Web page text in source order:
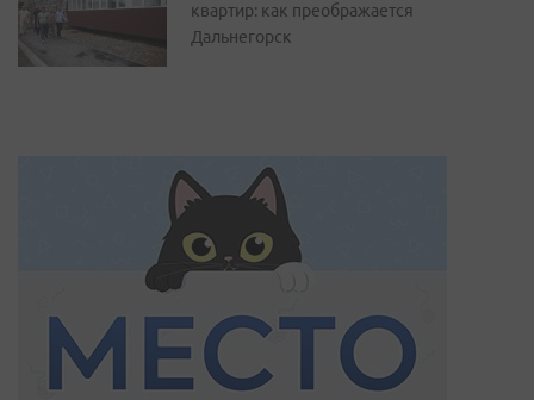
квартир: как преображается
Дальнегорск